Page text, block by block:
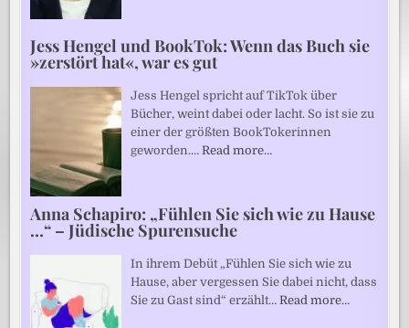
Jess Hengel und BookTok: Wenn das Buch sie
»zerstört hat«, war es gut
Jess Hengel spricht auf TikTok über
Bücher, weint dabei oder lacht. So ist sie zu
einer der größten BookTokerinnen
geworden.…Read more…
Anna Schapiro: „Fühlen Sie sich wie zu Hause
…“ – Jüdische Spurensuche
In ihrem Debüt „Fühlen Sie sich wie zu
Hause, aber vergessen Sie dabei nicht, dass
Sie zu Gast sind“ erzählt…Read more…